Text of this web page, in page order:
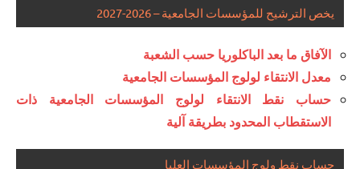
يخص الترشيح للمؤسسات الجامعية – 2026-2027
الآفاق ما بعد الباكلوريا حسب الشعبة
معدل الانتقاء لولوج المؤسسات الجامعية
حساب نقط الانتقاء لولوج المؤسسات الجامعية ذات
الاستقطاب المحدود بطريقة آلية
حساب نقط ولوج المؤسسات العليا